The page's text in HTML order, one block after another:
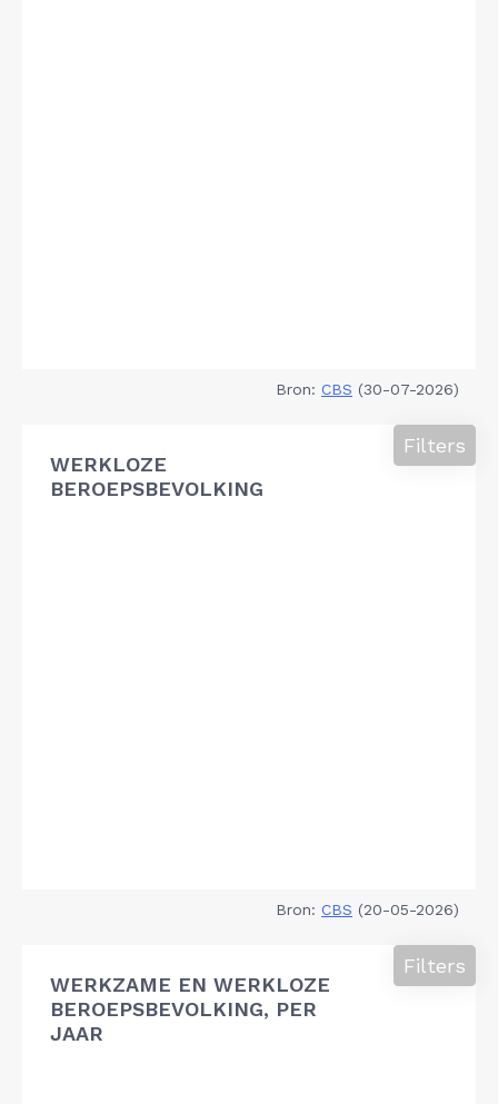
Bron: CBS (30-07-2026)
WERKLOZE
BEROEPSBEVOLKING
Filters
Bron: CBS (20-05-2026)
WERKZAME EN WERKLOZE
BEROEPSBEVOLKING, PER
JAAR
Filters